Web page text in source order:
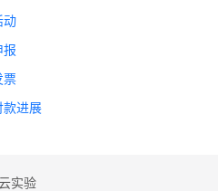
动
报
票
款进展
实验